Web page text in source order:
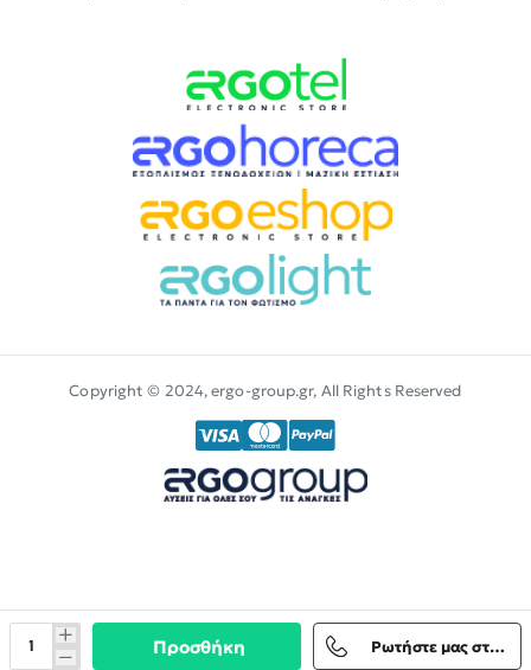
Προσθήκη Ρωτήστε μας στο Viber
Copyright © 2024, ergo-group.gr, All Rights Reserved